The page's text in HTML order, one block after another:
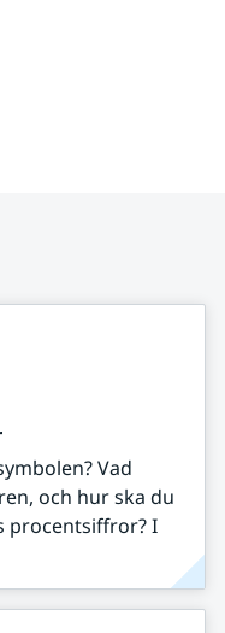
Vad
och hur ska du
procentsiffror? I